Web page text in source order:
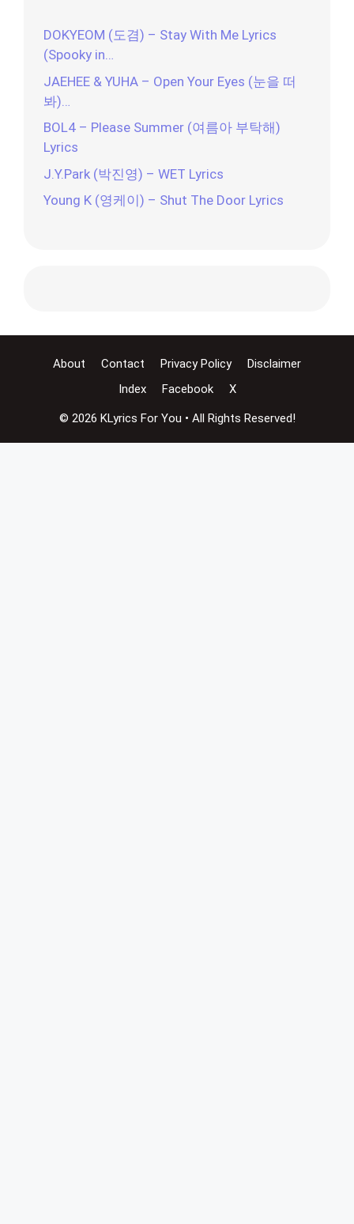
DOKYEOM (도겸) – Stay With Me Lyrics
(Spooky in…
JAEHEE & YUHA – Open Your Eyes (눈을 떠
봐)…
BOL4 – Please Summer (여름아 부탁해)
Lyrics
J.Y.Park (박진영) – WET Lyrics
Young K (영케이) – Shut The Door Lyrics
About Contact Privacy Policy
Disclaimer
Index
Facebook X
© 2026 KLyrics For You • All Rights Reserved!